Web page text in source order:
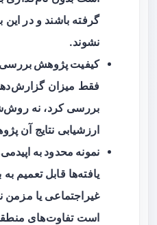
گرفته باشند و در
نشوند.
کیفیت پژوهش
بررسی کرد، نه
ارزشیابی نتایج آن
نمونه محدود به
یافته‌ها قابل تعمیم
غیراجتماعی یا مزمن
است تفاوت‌های